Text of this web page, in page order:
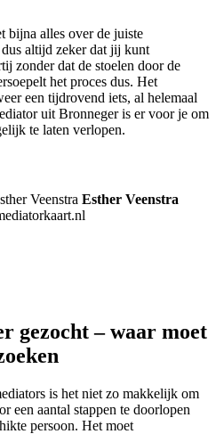
bijna alles over de juiste
altijd zeker dat jij kunt
zonder dat de stoelen door de
het proces dus. Het
een tijdrovend iets, al helemaal
uit Bronneger is er voor je om
te laten verlopen.
Esther Veenstra
gezocht – waar moet
is het niet zo makkelijk om
een aantal stappen te doorlopen
persoon. Het moet